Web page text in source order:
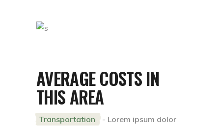
AVERAGE COSTS IN
THIS AREA
Transportation - Lorem ipsum dolor